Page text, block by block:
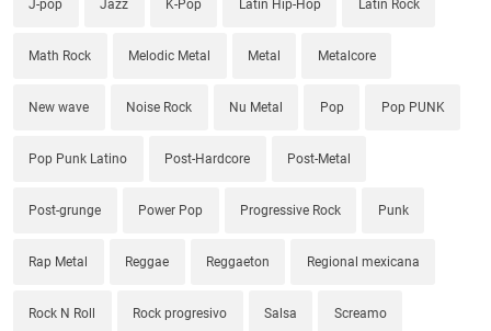
J-pop Jazz K-Pop Latin Hip-Hop Latin Rock
Math Rock Melodic Metal Metal Metalcore
New wave Noise Rock Nu Metal Pop Pop PUNK
Pop Punk Latino Post-Hardcore Post-Metal
Post-grunge Power Pop Progressive Rock Punk
Rap Metal Reggae Reggaeton Regional mexicana
Rock N Roll Rock progresivo Salsa Screamo